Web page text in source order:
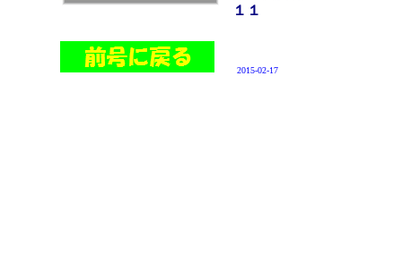
１１
2015-02-17